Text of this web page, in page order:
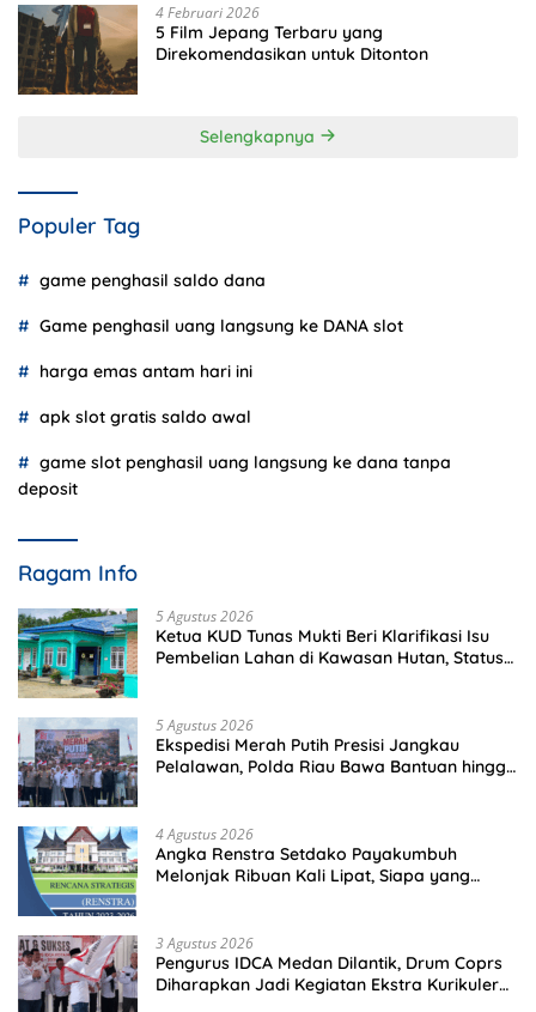
4 Februari 2026
5 Film Jepang Terbaru yang
Direkomendasikan untuk Ditonton
Selengkapnya
Populer Tag
game penghasil saldo dana
Game penghasil uang langsung ke DANA slot
harga emas antam hari ini
apk slot gratis saldo awal
game slot penghasil uang langsung ke dana tanpa
deposit
Ragam Info
5 Agustus 2026
Ketua KUD Tunas Mukti Beri Klarifikasi Isu
Pembelian Lahan di Kawasan Hutan, Status
5 Agustus 2026
Ekspedisi Merah Putih Presisi Jangkau
Pelalawan, Polda Riau Bawa Bantuan hingga
4 Agustus 2026
Angka Renstra Setdako Payakumbuh
Melonjak Ribuan Kali Lipat, Siapa yang
3 Agustus 2026
Pengurus IDCA Medan Dilantik, Drum Coprs
Diharapkan Jadi Kegiatan Ekstra Kurikuler